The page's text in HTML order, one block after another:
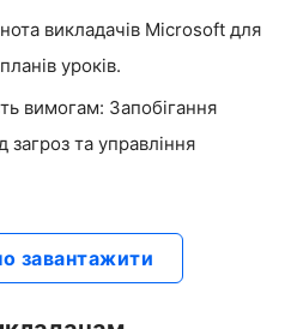
викладачів Microsoft для
уроків.
вимогам: Запобігання
загроз та управління
завантажити